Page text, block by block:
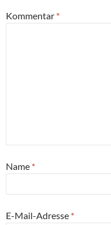
Kommentar *
Name *
E-Mail-Adresse *